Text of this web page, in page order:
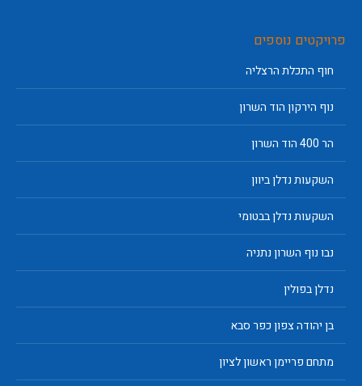
פרויקטים נוספים
חוף התכלת הרצליה
נוף הירקון הוד השרון
הר 400 הוד השרון
השקעות נדלן ביוון
השקעות נדלן בבטומי
נבו נוף השרון נתניה
נדלן בפולין
בן יהודה צפון כפר סבא
מתחם פריימן ראשון לציון